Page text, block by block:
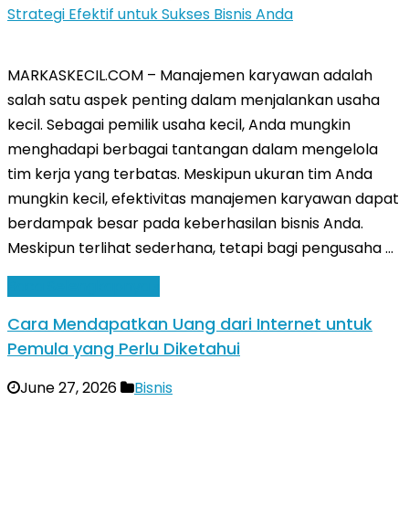
MARKASKECIL.COM – Manajemen karyawan adalah
salah satu aspek penting dalam menjalankan usaha
kecil. Sebagai pemilik usaha kecil, Anda mungkin
menghadapi berbagai tantangan dalam mengelola
tim kerja yang terbatas. Meskipun ukuran tim Anda
mungkin kecil, efektivitas manajemen karyawan dapat
berdampak besar pada keberhasilan bisnis Anda.
Meskipun terlihat sederhana, tetapi bagi pengusaha …
Cara Mendapatkan Uang dari Internet untuk
Pemula yang Perlu Diketahui
June 27, 2026 Bisnis